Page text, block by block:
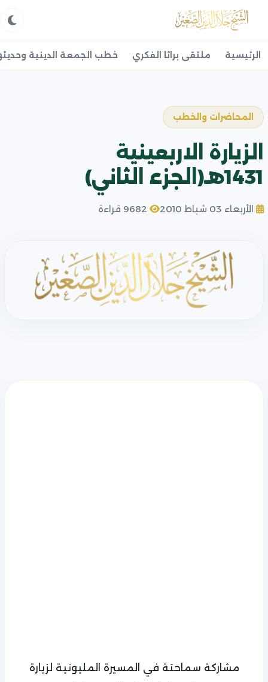
الرئيسية ملتقى براثا الفكري خطب الجمعة الدينية
المحاضرات والخطب
الزيارة الاربعينية
1431هـ(الجزء الثاني)
الأربعاء 03 شباط 2010
مشاركة سماحتة في المسيرة المليونية لزيارة